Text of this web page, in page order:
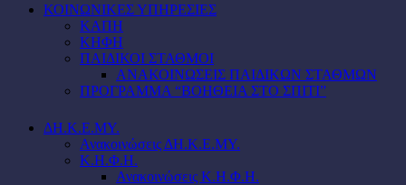
ΚΟΙΝΩΝΙΚΕΣ ΥΠΗΡΕΣΙΕΣ
ΚΑΠΗ
ΚΗΦΗ
ΠΑΙΔΙΚΟΙ ΣΤΑΘΜΟΙ
ΑΝΑΚΟΙΝΩΣΕΙΣ ΠΑΙΔΙΚΩΝ ΣΤΑΘΜΩΝ
ΠΡΟΓΡΑΜΜΑ “ΒΟΗΘΕΙΑ ΣΤΟ ΣΠΙΤΙ”
ΔΗ.Κ.Ε.ΜΥ.
Ανακοινώσεις ΔΗ.Κ.Ε.ΜΥ.
Κ.Η.Φ.Η.
Ανακοινώσεις Κ.Η.Φ.Η.